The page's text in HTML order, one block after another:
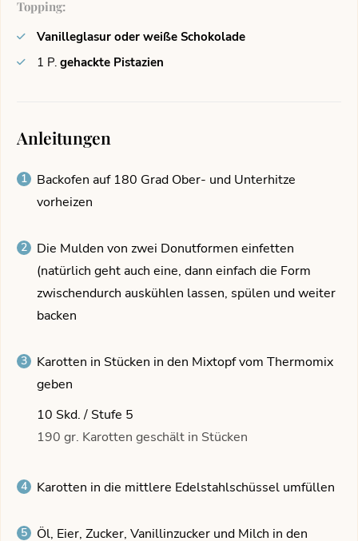
Topping:
Vanilleglasur oder weiße Schokolade
1 P. gehackte Pistazien
Anleitungen
Backofen auf 180 Grad Ober- und Unterhitze
vorheizen
Die Mulden von zwei Donutformen einfetten
(natürlich geht auch eine, dann einfach die Form
zwischendurch auskühlen lassen, spülen und weiter
backen
Karotten in Stücken in den Mixtopf vom Thermomix
geben
10 Skd. / Stufe 5
190 gr. Karotten geschält in Stücken
Karotten in die mittlere Edelstahlschüssel umfüllen
Öl, Eier, Zucker, Vanillinzucker und Milch in den